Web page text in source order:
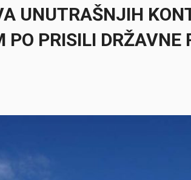
UNUTRAŠNJIH
PO PRISILI DRŽAVNE